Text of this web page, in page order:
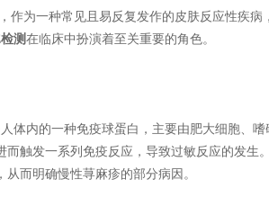
一种常见且易反复发作的皮肤反应性疾病
测在临床中扮演着至关重要的角色。
内的一种免疫球蛋白，主要由肥大细胞、嗜
而触发一系列免疫反应，导致过敏反应的发
从而明确慢性荨麻疹的部分病因。